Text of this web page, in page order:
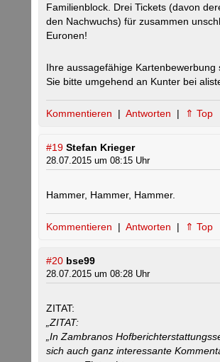
Familienblock. Drei Tickets (davon
den Nachwuchs) für zusammen
Euronen!
Ihre aussagefähige Kartenbewerbung
Sie bitte umgehend an Kunter bei
Kommentieren | Antworten | ⇑ Top
#19 Stefan Krieger
28.07.2015 um 08:15 Uhr
Hammer, Hammer, Hammer.
Kommentieren | Antworten | ⇑ Top
#20 bse99
28.07.2015 um 08:28 Uhr
ZITAT:
„ZITAT:
„In Zambranos
sich auch ganz interessante